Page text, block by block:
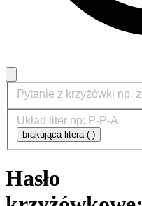
brakująca litera (-)
Hasło